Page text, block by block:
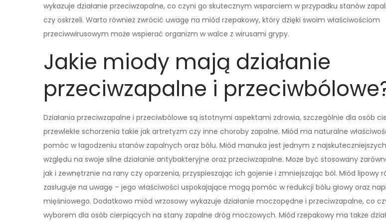
wykazuje działanie przeciwzapalne, co czyni go skutecznym wsparciem w przypadku stanów
czy oskrzeli. Warto również zwrócić uwagę na miód rzepakowy, który dzięki swoim właściwościom
przeciwwirusowym może wspierać organizm w walce z wirusami grypy.
Jakie miody mają działanie
przeciwzapalne i
Działania przeciwzapalne i przeciwbólowe są istotnymi aspektami zdrowia, szczególnie dla osób
przewlekłe schorzenia takie jak artretyzm czy inne choroby zapalne. Miód ma naturalne
pomóc w łagodzeniu stanów zapalnych oraz bólu. Miód manuka jest jednym z
względu na swoje silne działanie antybakteryjne oraz przeciwzapalne. Może być stosowany
jak i zewnętrznie na rany czy oparzenia, przyspieszając ich gojenie i zmniejszając ból. Miód lipowy
zasługuje na uwagę – jego właściwości uspokajające mogą pomóc w redukcji bólu głowy oraz
mięśniowego. Dodatkowo miód wrzosowy wykazuje działanie moczopędne i przeciwzapalne, co
wyborem dla osób cierpiących na stany zapalne dróg moczowych. Miód rzepakowy ma także